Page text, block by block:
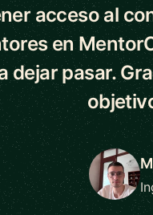
acceso al
en
dejar pasar.